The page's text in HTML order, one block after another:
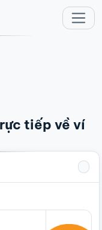
tiếp về ví